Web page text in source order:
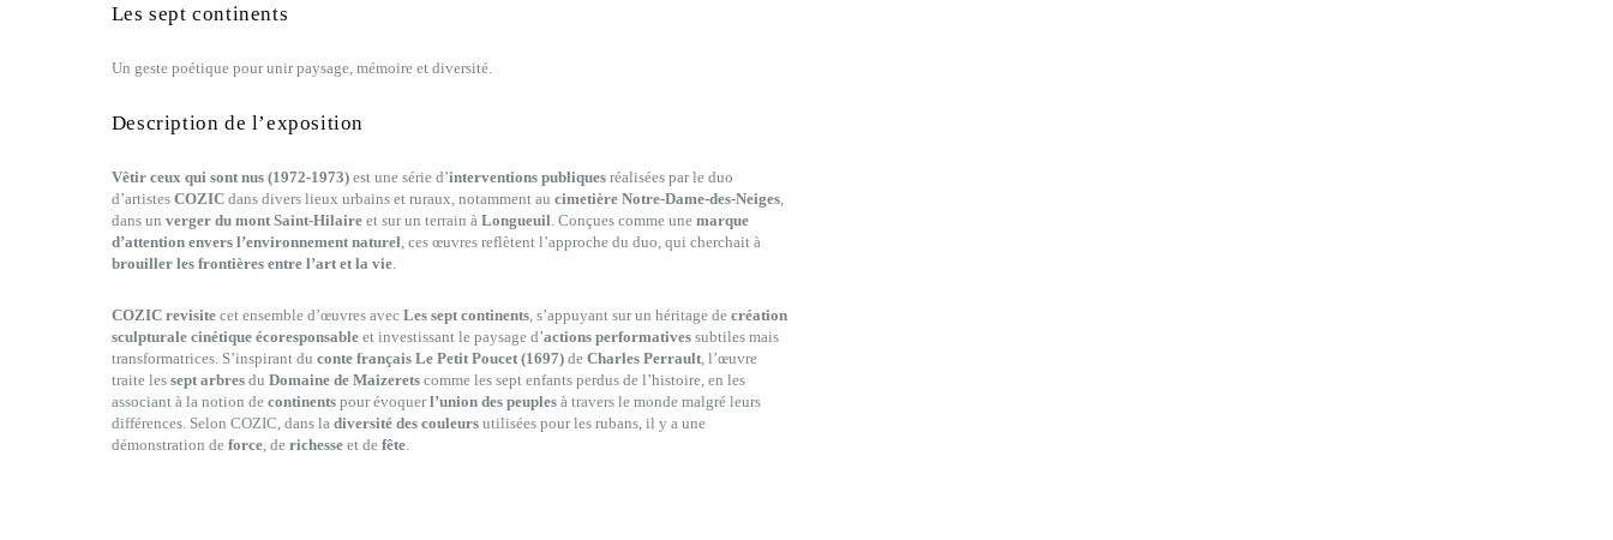
Les sept continents
Un geste poétique pour unir paysage, mémoire et diversité.
Description de l’exposition
Vêtir ceux qui sont nus (1972-1973)est une série d’interventions publiquesréalisées par le duo
d’artistes COZICdans divers lieux urbains et ruraux, notamment au cimetière Notre-Dame-des-Neiges,
dans un verger du mont Saint-Hilaireet sur un terrain à Longueuil . Conçues comme une marque
d’attention envers l’environnement naturel , ces œuvres reflètent l’approche du duo, qui cherchait à
brouiller les frontières entre l’art et la vie.
COZIC revisitecet ensemble d’œuvres avec Les sept continents, s’appuyant sur un héritage de création
sculpturale cinétique écoresponsableet investissant le paysage d’actions performativessubtiles mais
transformatrices. S’inspirant du conte français Le Petit Poucet (1697)de Charles Perrault, l’œuvre
traite les sept arbresdu Domaine de Maizeretscomme les sept enfants perdus de l’histoire, en les
associant à la notion de continentspour évoquerl’union des peuplesà travers le monde malgré leurs
différences. Selon COZIC, dans la diversité des couleursutilisées pour les rubans, il y a une
démonstration de force, de richesseet de fête.